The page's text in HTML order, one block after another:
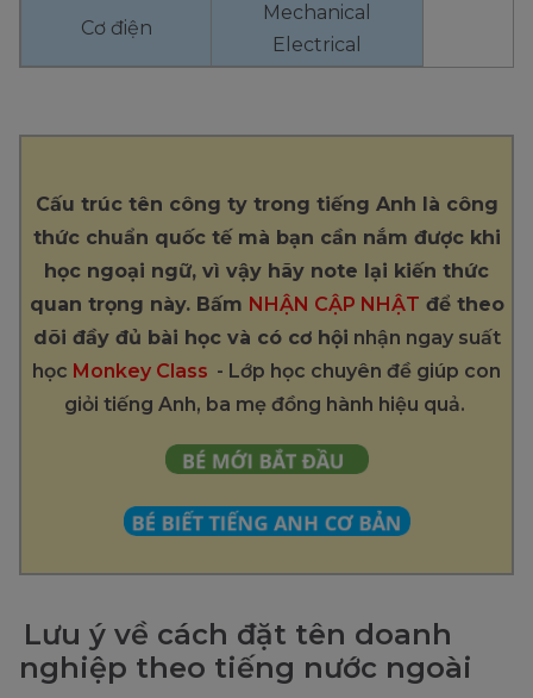
Cơ điện
Mechanical
Electrical
Cấu trúc tên công ty trong tiếng Anh là công
thức chuẩn quốc tế mà bạn cần nắm được khi
học ngoại ngữ, vì vậy hãy note lại kiến thức
quan trọng này. Bấm NHẬN CẬP NHẬT để theo
dõi đầy đủ bài học và có cơ hội nhận ngay suất
học Monkey Class - Lớp học chuyên đề giúp con
giỏi tiếng Anh, ba mẹ đồng hành hiệu quả.
Lưu ý về cách đặt tên doanh
nghiệp theo tiếng nước ngoài